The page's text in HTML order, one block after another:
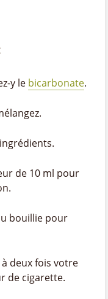
y le bicarbonate.
de 10 ml pour
bouillie pour
deux fois votre
de cigarette.